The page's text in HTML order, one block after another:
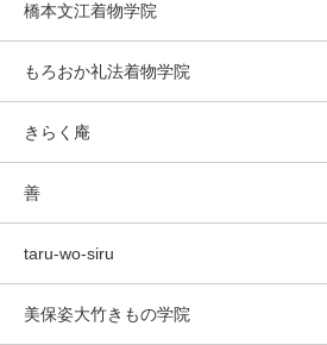
橋本文江着物学院
もろおか礼法着物学院
きらく庵
善
taru-wo-siru
美保姿大竹きもの学院